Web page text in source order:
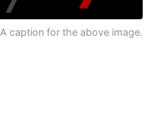
A caption for the above image.